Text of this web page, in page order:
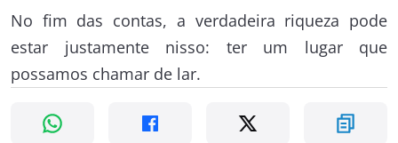
No fim das contas, a verdadeira riqueza pode
estar justamente nisso: ter um lugar que
possamos chamar de lar.